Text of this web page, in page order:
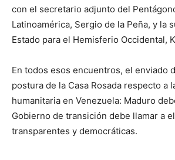
con el secretario adjunto del
Latinoamérica, Sergio de la Peña, y la
Estado para el Hemisferio Occidental,
En todos esos encuentros, el enviado
postura de la Casa Rosada respecto a
humanitaria en Venezuela: Maduro
Gobierno de transición debe llamar a
transparentes y democráticas.